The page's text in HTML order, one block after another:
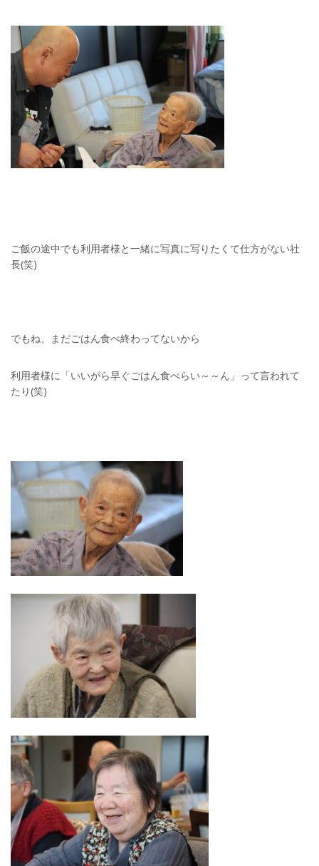
ご飯の途中でも利用者様と一緒に写真に写りたくて仕方がない社
長(笑)
でもね、まだごはん食べ終わってないから
利用者様に「いいがら早ぐごはん食べらい～～ん」って言われて
たり(笑)